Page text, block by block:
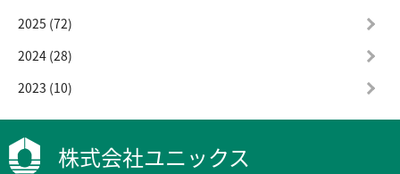
2025 (72)
2024 (28)
2023 (10)
株式会社ユニックス